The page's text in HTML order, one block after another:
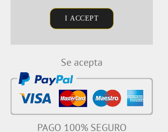
I ACCEPT
Se acepta
PAGO 100% SEGURO